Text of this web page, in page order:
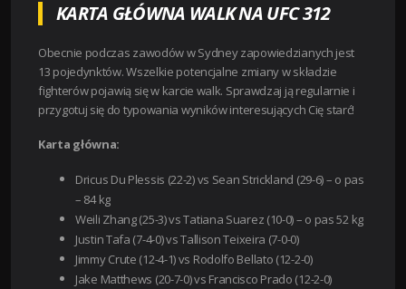
KARTA GŁÓWNA WALK NA UFC 312
Obecnie podczas zawodów w Sydney zapowiedzianych jest
13 pojedynktów. Wszelkie potencjalne zmiany w składzie
fighterów pojawią się w karcie walk. Sprawdzaj ją regularnie i
przygotuj się do typowania wyników interesujących Cię starć!
Karta główna:
Dricus Du Plessis (22-2) vs Sean Strickland (29-6) – o pas
– 84 kg
Weili Zhang (25-3) vs Tatiana Suarez (10-0) – o pas 52 kg
Justin Tafa (7-4-0) vs Tallison Teixeira (7-0-0)
Jimmy Crute (12-4-1) vs Rodolfo Bellato (12-2-0)
Jake Matthews (20-7-0) vs Francisco Prado (12-2-0)